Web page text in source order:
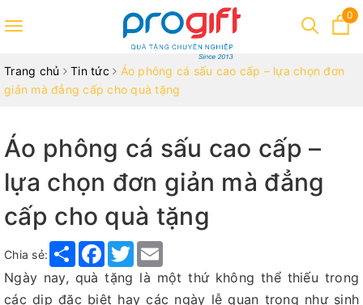
Toggle
0
Trang chủ Tin tức
Áo phông cá sấu cao cấp – lựa chọn đơn
giản mà đẳng cấp cho quà tặng
Áo phông cá sấu cao cấp –
lựa chọn đơn giản mà đẳng
cấp cho quà tặng
Chia sẻ: Share Facebook
Twitter
Ngày nay, quà tặng là một thứ không thể thiếu trong
các dịp đặc biệt hay các ngày lễ quan trọng như sinh